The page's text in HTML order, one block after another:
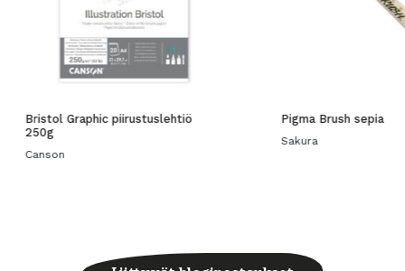
Bristol Graphic piirustuslehtiö
250g
Canson
Pigma Brush sepia
Sakura